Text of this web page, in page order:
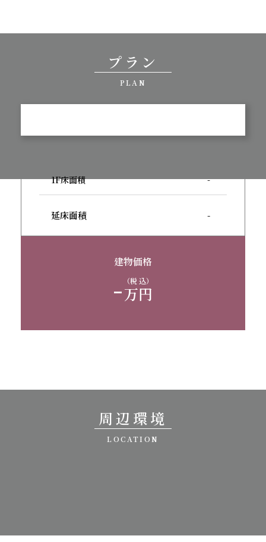
プラン
PLAN
1F床面積 -
延床面積 -
建物価格
-万円
（税 込）
周辺環境
LOCATION